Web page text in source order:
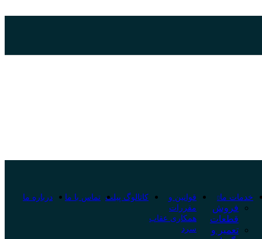
خدمات ما
فروش
قطعات
تعمیر و
قوانین و
مقررات
همکاری عقاب
سرد
کاتالوگ پیلت تماس با ما درباره ما